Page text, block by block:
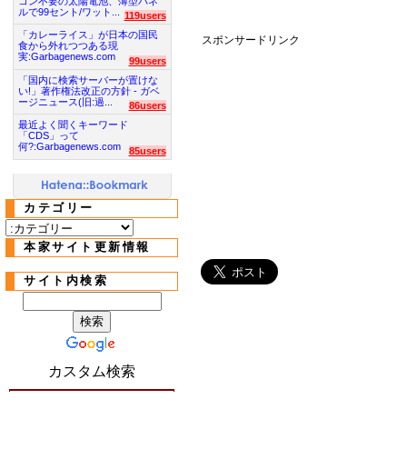
スポンサードリンク
ルで99セント/ワット...
119users
「カレーライス」が日本の国民
食から外れつつある現
実:Garbagenews.com
99users
「国内に検索サーバーが置けな
い!」著作権法改正の方針 - ガベ
ージニュース(旧:過...
86users
最近よく聞くキーワード
「CDS」って
何?:Garbagenews.com
85users
カテゴリー
本家サイト更新情報
サイト内検索
カスタム検索